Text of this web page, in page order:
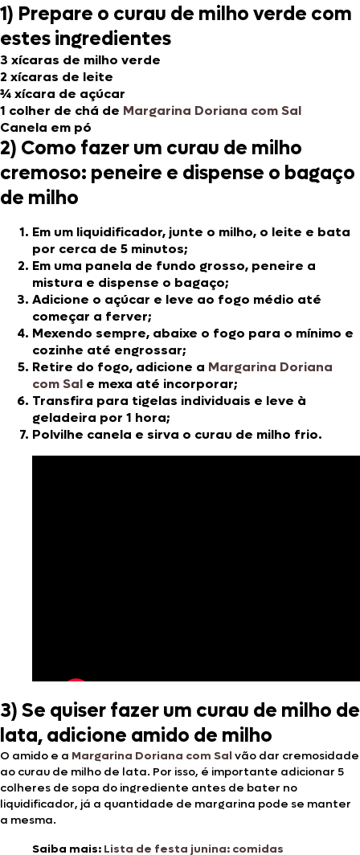
1) Prepare o curau de milho verde com
estes ingredientes
3 xícaras de milho verde
2 xícaras de leite
¾ xícara de açúcar
1 colher de chá de Margarina Doriana com Sal
Canela em pó
2) Como fazer um curau de milho
cremoso: peneire e dispense o bagaço
de milho
Em um liquidificador, junte o milho, o leite e bata
por cerca de 5 minutos;
Em uma panela de fundo grosso, peneire a
mistura e dispense o bagaço;
Adicione o açúcar e leve ao fogo médio até
começar a ferver;
Mexendo sempre, abaixe o fogo para o mínimo e
cozinhe até engrossar;
Retire do fogo, adicione a Margarina Doriana
com Sal e mexa até incorporar;
Transfira para tigelas individuais e leve à
geladeira por 1 hora;
Polvilhe canela e sirva o curau de milho frio.
3) Se quiser fazer um curau de milho de
lata, adicione amido de milho
O amido e a Margarina Doriana com Sal vão dar cremosidade
ao curau de milho de lata. Por isso, é importante adicionar 5
colheres de sopa do ingrediente antes de bater no
liquidificador, já a quantidade de margarina pode se manter
a mesma.
Saiba mais: Lista de festa junina: comidas